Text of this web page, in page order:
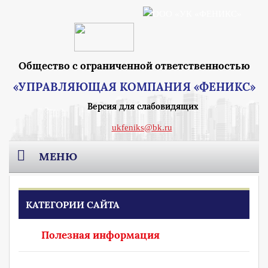
Общество с ограниченной ответственностью
«УПРАВЛЯЮЩАЯ КОМПАНИЯ «ФЕНИКС»
Версия для слабовидящих
ukfeniks@bk.ru
МЕНЮ
Главная
О компании
Реквизиты Москва
Раскрытие информации
КАТЕГОРИИ САЙТА
Полезная информация